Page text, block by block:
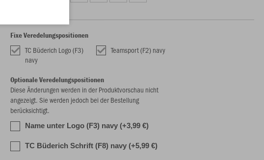
Fixe Veredelungspositionen
TC Büderich Logo (F3)
navy
Teamsport (F2) navy
Optionale Veredelungspositionen
Diese Änderungen werden in der Produktvorschau nicht
angezeigt. Sie werden jedoch bei der Bestellung
berücksichtigt.
Name unter Logo (F3) navy (+3,99 €)
TC Büderich Schrift (F8) navy (+5,99 €)